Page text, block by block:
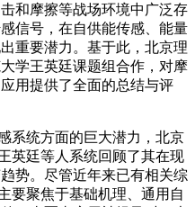
和摩擦等战场环境中广泛存
信号，在自供能传感 、能量
重要潜力。基于此，北京理
学王英廷课题组合作，对摩
用提供了全面的总结与评
系统方面的巨大潜力，北京
英廷等人系统回顾了其在现
势。尽管近年来已有相关综
要聚焦于基础机理、通用自